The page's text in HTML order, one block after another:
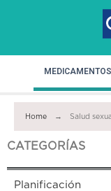
MEDICAMENTOS
Home Salud
CATEGORÍAS
Planificación